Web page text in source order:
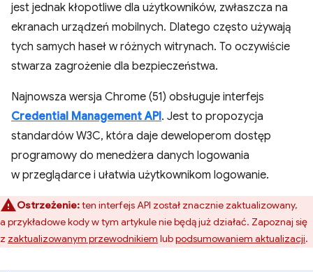
jest jednak kłopotliwe dla użytkowników, zwłaszcza na
ekranach urządzeń mobilnych. Dlatego często używają
tych samych haseł w różnych witrynach. To oczywiście
stwarza zagrożenie dla bezpieczeństwa.
Najnowsza wersja Chrome (51) obsługuje interfejs
Credential Management API. Jest to propozycja
standardów W3C, która daje deweloperom dostęp
programowy do menedżera danych logowania
w przeglądarce i ułatwia użytkownikom logowanie.
Ostrzeżenie:ten interfejs API został znacznie zaktualizowany,
a przykładowe kody w tym artykule nie będą już działać. Zapoznaj się
z zaktualizowanym przewodnikiem lubpodsumowaniem aktualizacji.